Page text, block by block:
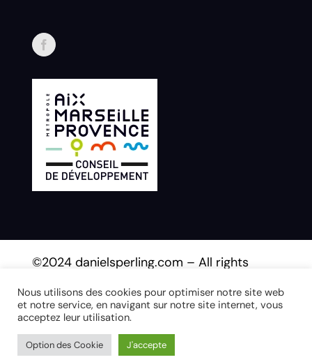
©2024 danielsperling.com – All rights
Crée par l’agence Web Avenue
Nous utilisons des cookies pour optimiser notre site web
et notre service, en navigant sur notre site internet, vous
acceptez leur utilisation.
Option des Cookie J'accepte